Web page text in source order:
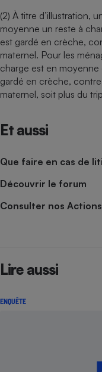
(2) À titre d’illustration,
moyenne un reste à
est gardé en crèche,
maternel. Pour les
charge est en moyenne
gardé en crèche, contre
maternel, soit plus du
Et aussi
Que faire en cas de
Découvrir le forum
Consulter nos
Lire aussi
ENQUÊTE